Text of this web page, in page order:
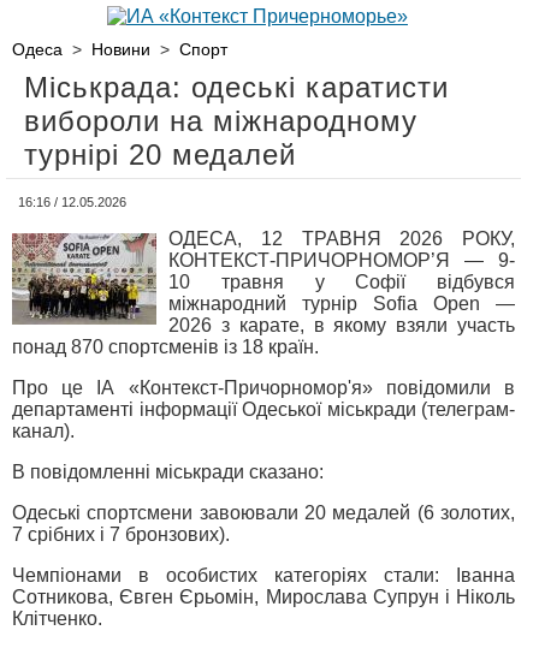
Одеса > Новини > Спорт
Міськрада: одеські каратисти
вибороли на міжнародному
турнірі 20 медалей
16:16 / 12.05.2026
ОДЕСА, 12 ТРАВНЯ 2026 РОКУ,
КОНТЕКСТ-ПРИЧОРНОМОР’Я — 9-
10 травня у Софії відбувся
міжнародний турнір Sofia Open —
2026 з карате, в якому взяли участь
понад 870 спортсменів із 18 країн.
Про це ІА «Контекст-Причорномор'я» повідомили в
департаменті інформації Одеської міськради (телеграм-
канал).
В повідомленні міськради сказано:
Одеські спортсмени завоювали 20 медалей (6 золотих,
7 срібних і 7 бронзових).
Чемпіонами в особистих категоріях стали: Іванна
Сотникова, Євген Єрьомін, Мирослава Супрун і Ніколь
Клітченко.